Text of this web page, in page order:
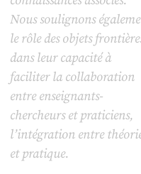
Nous soulignons
le rôle des objets
dans leur capacité à
faciliter la collaboration
entre enseignants-
chercheurs et praticiens,
l’intégration entre
et pratique.